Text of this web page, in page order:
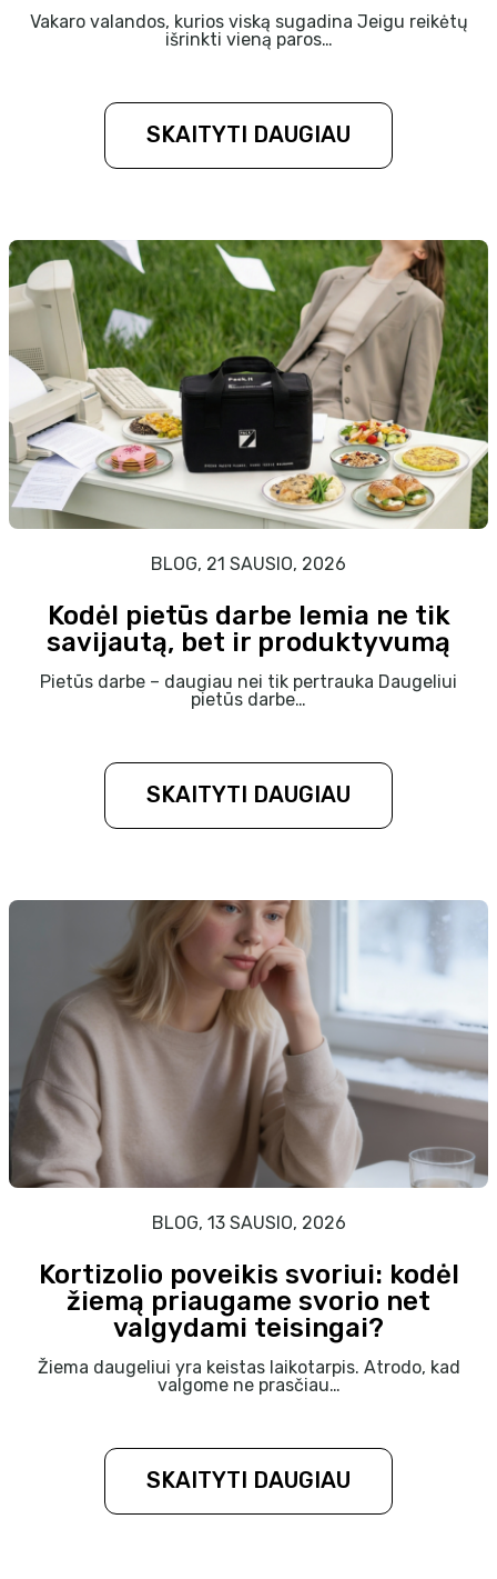
Vakaro valandos, kurios viską sugadina Jeigu reikėtų
išrinkti vieną paros…
SKAITYTI DAUGIAU
BLOG, 21 SAUSIO, 2026
Kodėl pietūs darbe lemia ne tik
savijautą, bet ir produktyvumą
Pietūs darbe – daugiau nei tik pertrauka Daugeliui
pietūs darbe…
SKAITYTI DAUGIAU
BLOG, 13 SAUSIO, 2026
Kortizolio poveikis svoriui: kodėl
žiemą priaugame svorio net
valgydami teisingai?
Žiema daugeliui yra keistas laikotarpis. Atrodo, kad
valgome ne prasčiau…
SKAITYTI DAUGIAU